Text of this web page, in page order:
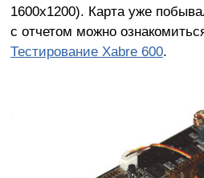
1600х1200). Карта уже
с отчетом можно
Тестирование Xabre 600.